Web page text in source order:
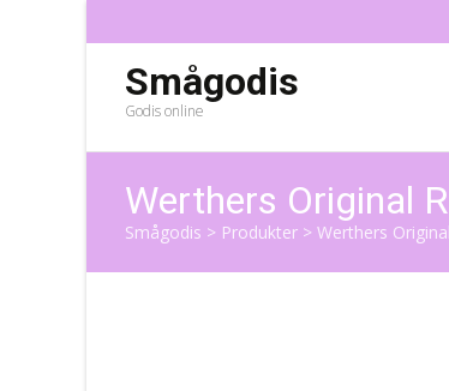
Smågodis
Godis online
Werthers Original
Smågodis > Produkter > Werthers